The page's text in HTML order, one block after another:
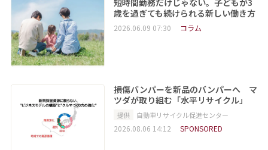
歳を過ぎても続けられる新しい働き方
2026.06.09 07:30 コラム
損傷バンパーを新品のバンパーへ マ
ツダが取り組む「水平リサイクル」
提供 自動車リサイクル促進センター
2026.08.06 14:12 SPONSORED